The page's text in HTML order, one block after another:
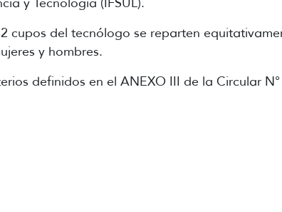
cupos del tecnólogo se reparten
y hombres.
definidos en el ANEXO III de la Circular